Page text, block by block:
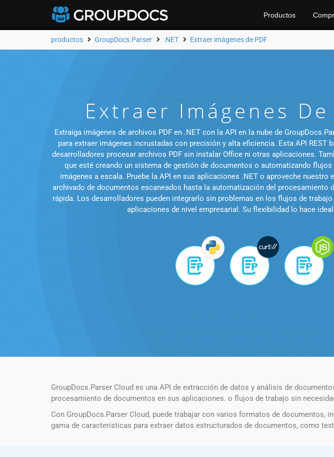
Productos
productos GroupDocs.Parser .NET Extraer imágenes de PDF
Extraer Imágenes
Extraiga imágenes de archivos PDF en .NET con la API en la nube de
para extraer imágenes incrustadas con precisión y alta eficiencia. Esta API
desarrolladores procesar archivos PDF sin instalar Office ni otras aplicaciones.
que esté creando un sistema de gestión de documentos o automatizando
imágenes a escala. Pruebe la API en sus aplicaciones .NET o aproveche
archivado de documentos escaneados hasta la automatización del procesamiento
rápida. Los desarrolladores pueden integrarlo sin problemas en los flujos de
aplicaciones de nivel empresarial. Su flexibilidad lo hace
GroupDocs.Parser Cloud es una API de extracción de datos y análisis de
procesamiento de documentos en sus aplicaciones. o flujos de trabajo sin
Con GroupDocs.Parser Cloud, puede trabajar con varios formatos de documentos,
gama de características para extraer datos estructurados de documentos, como